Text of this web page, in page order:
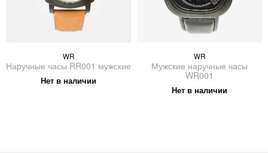
WR
Наручные часы RR001 мужские
Нет в наличии
WR
Мужские наручные часы
WR001
Нет в наличии